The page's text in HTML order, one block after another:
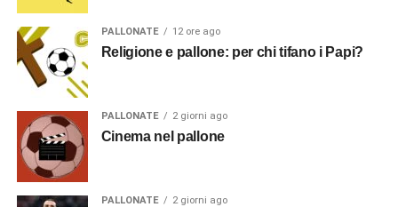
PALLONATE 12 ore ago
Religione e pallone: per chi tifano i Papi?
PALLONATE 2 giorni ago
Cinema nel pallone
PALLONATE 2 giorni ago